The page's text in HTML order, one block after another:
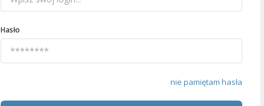
Hasło
nie pamiętam hasła